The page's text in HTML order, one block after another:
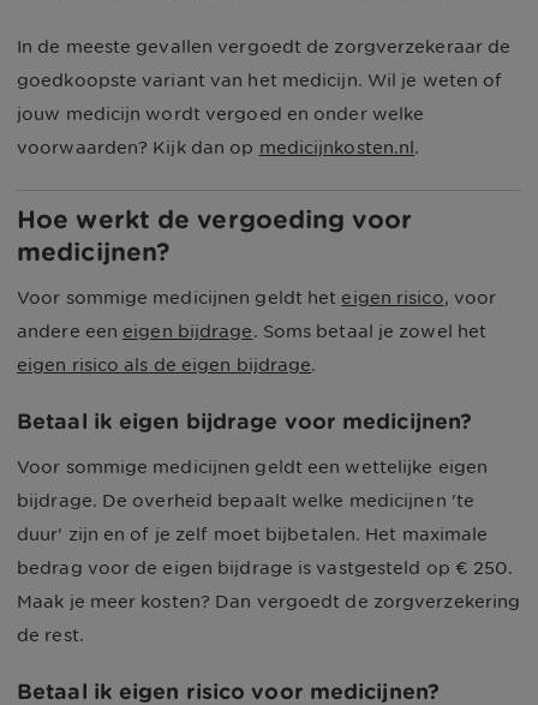
In de meeste gevallen vergoedt de zorgverzekeraar de
goedkoopste variant van het medicijn. Wil je weten of
jouw medicijn wordt vergoed en onder welke
voorwaarden? Kijk dan op medicijnkosten.nl .
Hoe werkt de vergoeding voor
medicijnen?
Voor sommige medicijnen geldt het eigen risico, voor
andere een eigen bijdrage. Soms betaal je zowel het
eigen risico als de eigen bijdrage.
Betaal ik eigen bijdrage voor medicijnen?
Voor sommige medicijnen geldt een wettelijke eigen
bijdrage. De overheid bepaalt welke medicijnen 'te
duur' zijn en of je zelf moet bijbetalen. Het maximale
bedrag voor de eigen bijdrage is vastgesteld op € 250.
Maak je meer kosten? Dan vergoedt de zorgverzekering
de rest.
Betaal ik eigen risico voor medicijnen?